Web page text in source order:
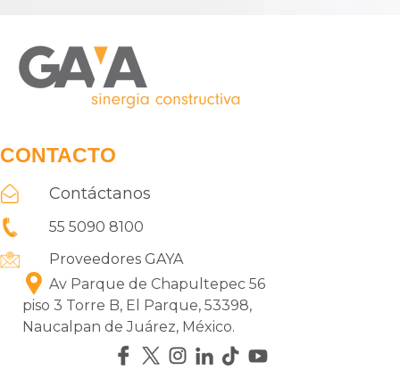
CONTACTO
Contáctanos
55 5090 8100
Proveedores GAYA
Av Parque de Chapultepec 56
piso 3 Torre B, El Parque, 53398,
Naucalpan de Juárez, México.